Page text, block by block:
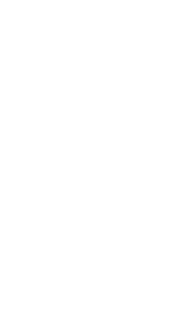
ağır eşyalar taşırken
Kolyenizi çıkarmayı
tarafından
uygun olarak el işçiliği ile
ederek bu özel kolyenin